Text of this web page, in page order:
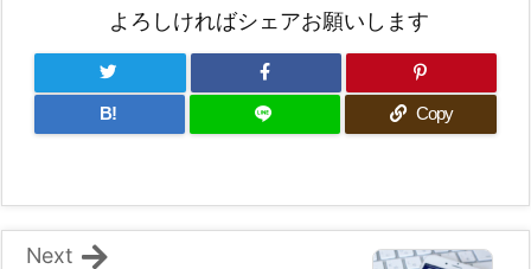
よろしければシェアお願いします
B! Copy
Next